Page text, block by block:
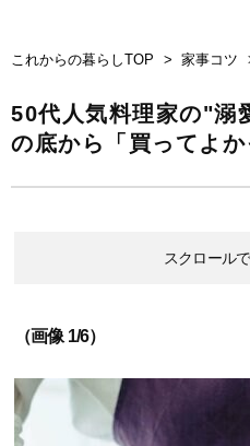
これからの暮らしTOP 家事コツ
50代人気料理家の"溺
の底から「買ってよ
スクロール
（画像 1/6）